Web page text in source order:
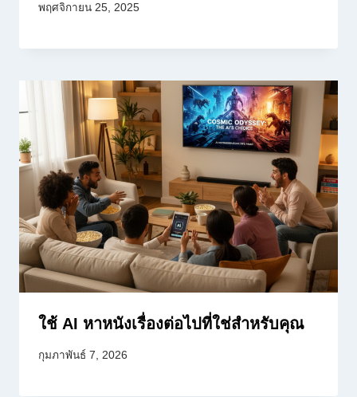
พฤศจิกายน 25, 2025
ใช้ AI หาหนังเรื่องต่อไปที่ใช่สำหรับคุณ
กุมภาพันธ์ 7, 2026